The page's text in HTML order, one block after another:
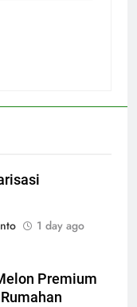
1 day ago
Premium